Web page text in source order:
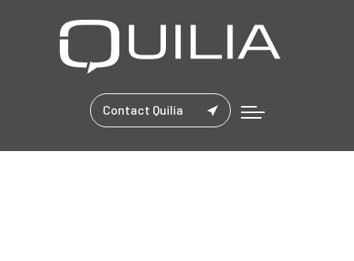
Contact Quilia